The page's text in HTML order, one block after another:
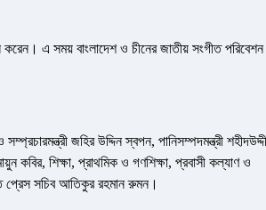
করেন। এ সময় বাংলাদেশ ও চীনের জাতীয় সংগীত পরিবেশন
জহির উদ্দিন স্বপন, পানিসম্পদমন্ত্রী
কবির, শিক্ষা, প্রাথমিক ও গণশিক্ষা, প্রবাসী কল্যাণ ও
প্রেস সচিব আতিকুর রহমান রুমন।